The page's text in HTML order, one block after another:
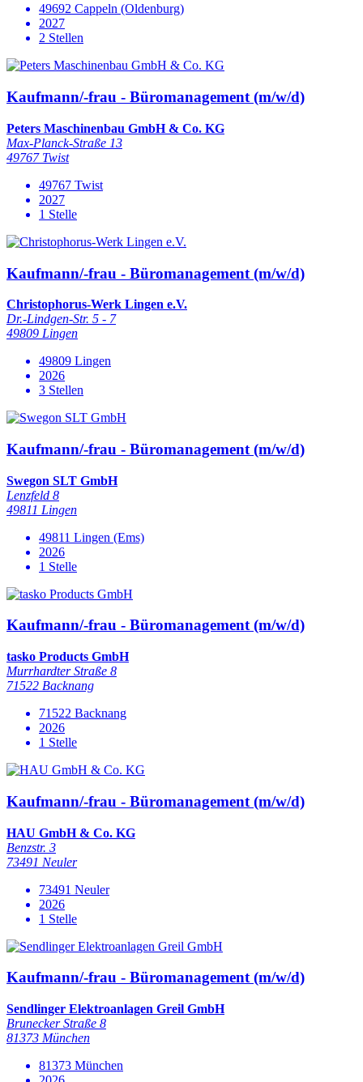
49692 Cappeln (Oldenburg)
2027
2 Stellen
Kaufmann/-frau - Büromanagement (m/w/d)
Peters Maschinenbau GmbH & Co. KG
Max-Planck-Straße 13
49767 Twist
49767 Twist
2027
1 Stelle
Kaufmann/-frau - Büromanagement (m/w/d)
Christophorus-Werk Lingen e.V.
Dr.-Lindgen-Str. 5 - 7
49809 Lingen
49809 Lingen
2026
3 Stellen
Kaufmann/-frau - Büromanagement (m/w/d)
Swegon SLT GmbH
Lenzfeld 8
49811 Lingen
49811 Lingen (Ems)
2026
1 Stelle
Kaufmann/-frau - Büromanagement (m/w/d)
tasko Products GmbH
Murrhardter Straße 8
71522 Backnang
71522 Backnang
2026
1 Stelle
Kaufmann/-frau - Büromanagement (m/w/d)
HAU GmbH & Co. KG
Benzstr. 3
73491 Neuler
73491 Neuler
2026
1 Stelle
Kaufmann/-frau - Büromanagement (m/w/d)
Sendlinger Elektroanlagen Greil GmbH
Brunecker Straße 8
81373 München
81373 München